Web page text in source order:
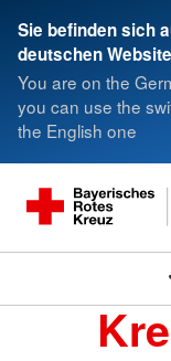
Sie befinden sich
deutschen Website
You are on the
you can use the
the English one